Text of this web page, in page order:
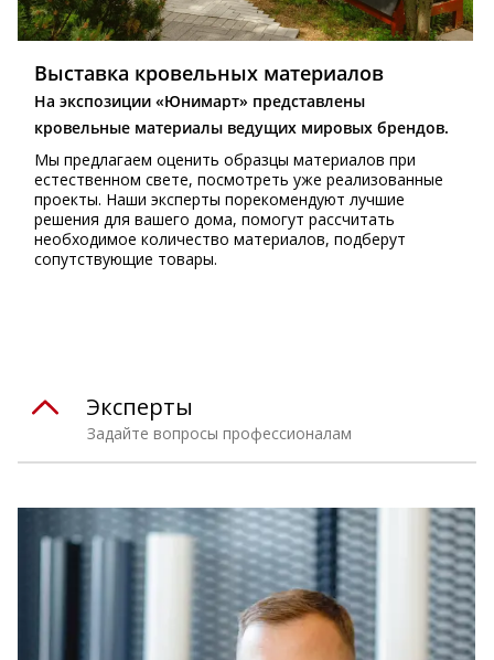
Выставка кровельных материалов
На экспозиции «Юнимарт» представлены
кровельные материалы ведущих мировых брендов.
Мы предлагаем оценить образцы материалов при
естественном свете, посмотреть уже реализованные
проекты. Наши эксперты порекомендуют лучшие
решения для вашего дома, помогут рассчитать
необходимое количество материалов, подберут
сопутствующие товары.
Задайте вопросы профессионалам
Эксперты